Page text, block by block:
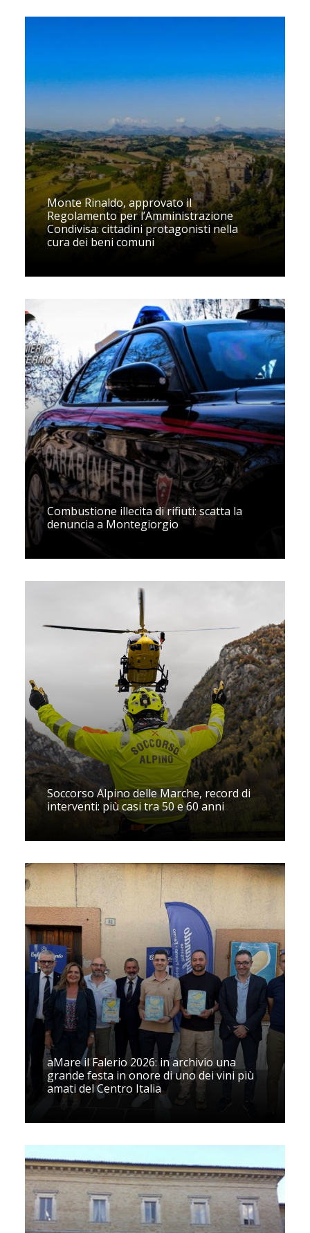
Monte Rinaldo, approvato il
Regolamento per l’Amministrazione
Condivisa: cittadini protagonisti nella
cura dei beni comuni
Combustione illecita di rifiuti: scatta la
denuncia a Montegiorgio
Soccorso Alpino delle Marche, record di
interventi: più casi tra 50 e 60 anni
aMare il Falerio 2026: in archivio una
grande festa in onore di uno dei vini più
amati del Centro Italia